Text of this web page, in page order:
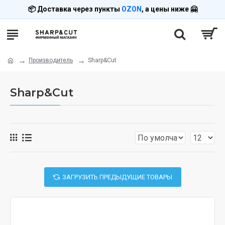
📦 Доставка через пункты OZON , а цены ниже 🤗
Производитель Sharp&Cut
Sharp&Cut
ЗАГРУЗИТЬ ПРЕДЫДУЩИЕ ТОВАРЫ